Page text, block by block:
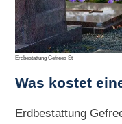
Erdbestattung Gefrees St
Was kostet
Erdbestattung